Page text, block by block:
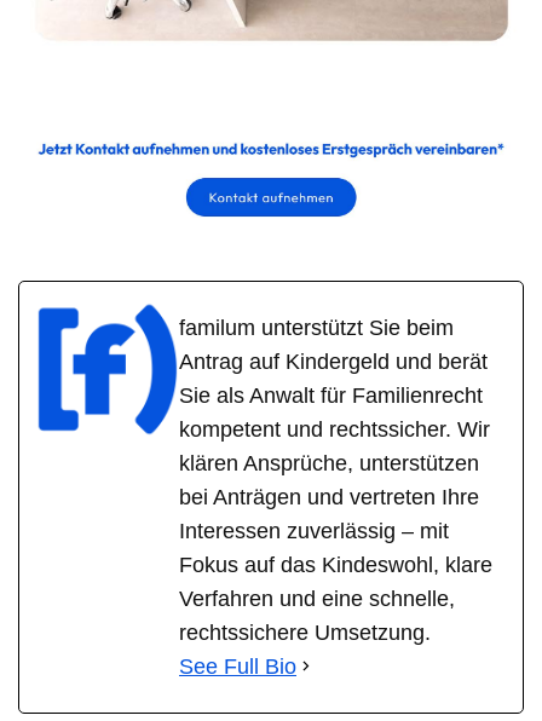
familum unterstützt Sie beim
Antrag auf Kindergeld und berät
Sie als Anwalt für Familienrecht
kompetent und rechtssicher. Wir
klären Ansprüche, unterstützen
bei Anträgen und vertreten Ihre
Interessen zuverlässig – mit
Fokus auf das Kindeswohl, klare
Verfahren und eine schnelle,
rechtssichere Umsetzung.
See Full Bio